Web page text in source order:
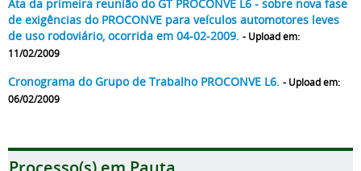
Ata da primeira reunião do GT PROCONVE L6 - sobre nova fase
de exigências do PROCONVE para veículos automotores leves
de uso rodoviário, ocorrida em 04-02-2009. - Upload em:
11/02/2009
Cronograma do Grupo de Trabalho PROCONVE L6. - Upload em:
06/02/2009